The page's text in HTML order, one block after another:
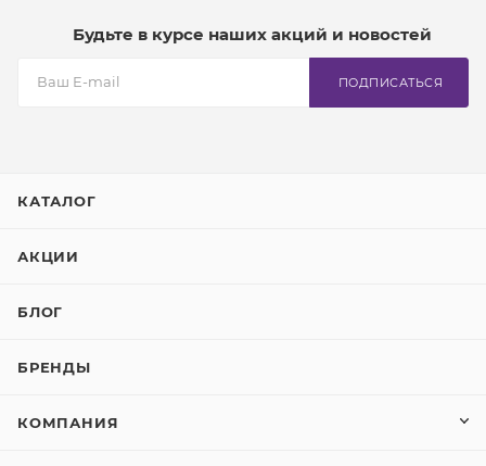
Будьте в курсе наших акций и новостей
ПОДПИСАТЬСЯ
КАТАЛОГ
АКЦИИ
БЛОГ
БРЕНДЫ
КОМПАНИЯ